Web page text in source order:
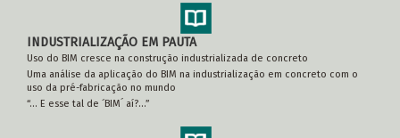
INDUSTRIALIZAÇÃO EM PAUTA
Uso do BIM cresce na construção industrializada de concreto
Uma análise da aplicação do BIM na industrialização em concreto com o
uso da pré-fabricação no mundo
“... E esse tal de ´BIM´ aí?...”